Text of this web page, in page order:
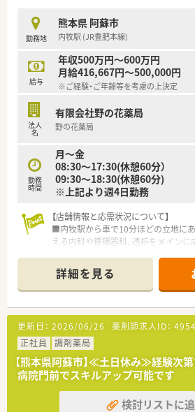
【職場環境と雰囲気】
■調剤室には自動分包機や音声薬歴な
の機械化と効率化がしっかりと進んで
■調剤室が広く開放的な一方で、投薬
てゆったり対話できる設計となってい
■職場の雰囲気は明るくアットホーム
【こんな取り組みをしています】
度で持続可能な医療連携を行っていま
■患者様の生活習慣や健康状態に合わ
ど、セルフメディケーションの推進に
■居宅および施設への在宅訪問業務を
勤務地
熊本県 阿蘇市
内牧駅 (JR豊肥本線)
給与
年収500万円～600万円
月給416,667円～500,000円
※ご経験・ご年齢等を考慮の上決定
法人
名
有限会社野の花薬局
野の花薬局
勤務
時間
月～金
08:30～17:30(休憩60分）
09:30～18:30(休憩60分)
※上記より週4日勤務
【店舗情報と応需状況について】
■内牧駅から車で10分ほどの立地に
える内科や循環器科、透析をメインに
時2名から3名体制のため、余裕を持っ
■医薬品の採用品目数は約1200品目
も含まれるため、幅広い知識を習得す
【募集背景と求める人物像について】
■今回は欠員補充のための募集となっ
てじっくり対話ができる方を新たな仲
■患者様一人ひとりと向き合う姿勢を
腰を据えて勤務いただける薬剤師の方
■地域の医療貢献に意欲的な方を募集
販売の分野でも積極的に取り組める
詳細を見る
更新日： 2026/06/26 薬剤師求人ID：
正社員
調剤薬局
【熊本県阿蘇市】≪土日休み≫経験次
病院門前でスキルアップ可能です
検討リストに